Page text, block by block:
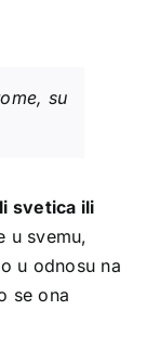
su
svetica ili
u svemu,
u odnosu na
se ona